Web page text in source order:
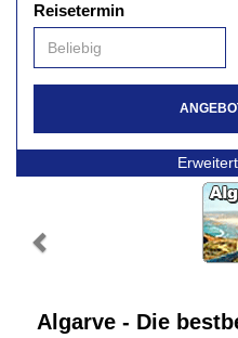
Reisetermin
Algarve - Die